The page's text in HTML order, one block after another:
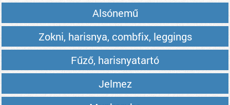
Alsónemű
Zokni, harisnya, combfix, leggings
Fűző, harisnyatartó
Jelmez